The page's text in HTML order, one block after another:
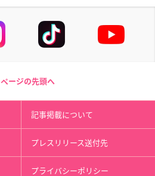
ページの先頭へ
記事掲載について
プレスリリース送付先
プライバシーポリシー